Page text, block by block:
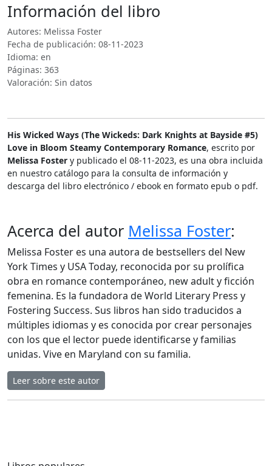
Información del libro
Autores: Melissa Foster
Fecha de publicación: 08-11-2023
Idioma: en
Páginas: 363
Valoración: Sin datos
His Wicked Ways (The Wickeds: Dark Knights at Bayside #5)
Love in Bloom Steamy Contemporary Romance, escrito por
Melissa Foster y publicado el 08-11-2023, es una obra incluida
en nuestro catálogo para la consulta de información y
descarga del libro electrónico / ebook en formato epub o pdf.
Acerca del autor Melissa Foster:
Melissa Foster es una autora de bestsellers del New
York Times y USA Today, reconocida por su prolífica
obra en romance contemporáneo, new adult y ficción
femenina. Es la fundadora de World Literary Press y
Fostering Success. Sus libros han sido traducidos a
múltiples idiomas y es conocida por crear personajes
con los que el lector puede identificarse y familias
unidas. Vive en Maryland con su familia.
Leer sobre este autor